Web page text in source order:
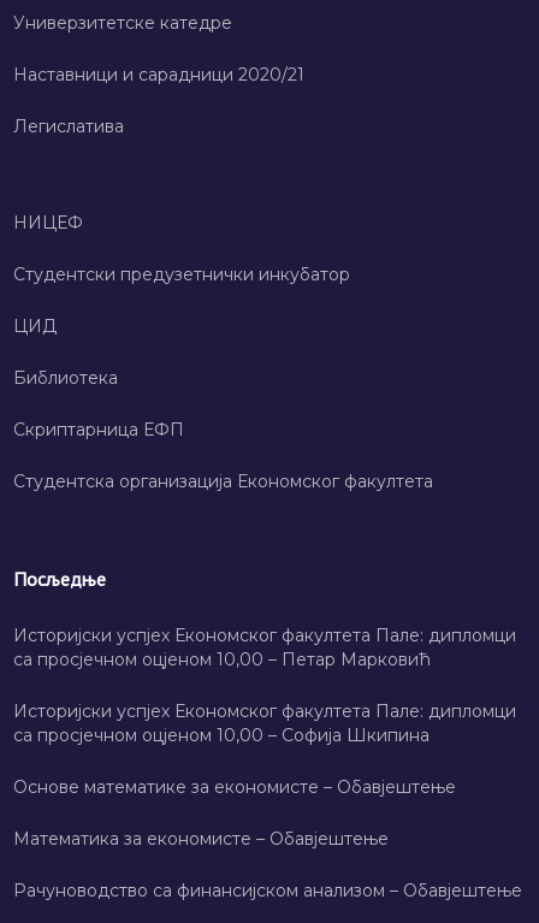
Универзитетске катедре
Наставници и сарадници 2020/21
Легислатива
НИЦЕФ
Студентски предузетнички инкубатор
ЦИД
Библиотека
Скриптарница ЕФП
Студентска организација Економског факултета
Посљедње
Историјски успјех Економског факултета Пале: дипломци
са просјечном оцјеном 10,00 – Петар Марковић
Историјски успјех Економског факултета Пале: дипломци
са просјечном оцјеном 10,00 – Софија Шкипина
Основе математике за економисте – Обавјештење
Математика за економисте – Обавјештење
Рачуноводство са финансијском анализом – Обавјештење